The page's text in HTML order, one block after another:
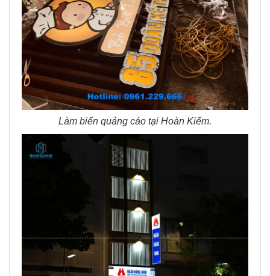
Làm biển quảng cáo tại Hoàn Kiếm.